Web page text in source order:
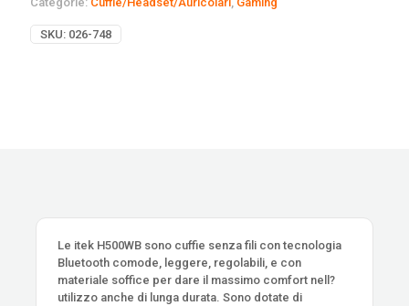
SKU: 026-748
Le itek H500WB sono cuffie senza fili con tecnologia
Bluetooth comode, leggere, regolabili, e con
materiale soffice per dare il massimo comfort nell?
utilizzo anche di lunga durata. Sono dotate di